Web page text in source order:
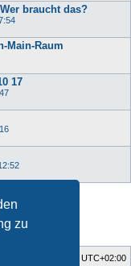
zu
braucht das?
Main-Raum
17
1von
UTC+02:00